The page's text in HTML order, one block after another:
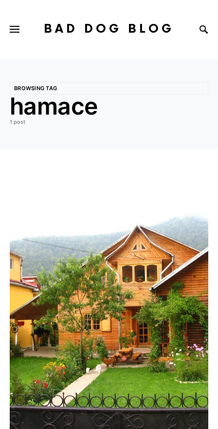
BAD DOG BLOG
BROWSING TAG
hamace
1 post